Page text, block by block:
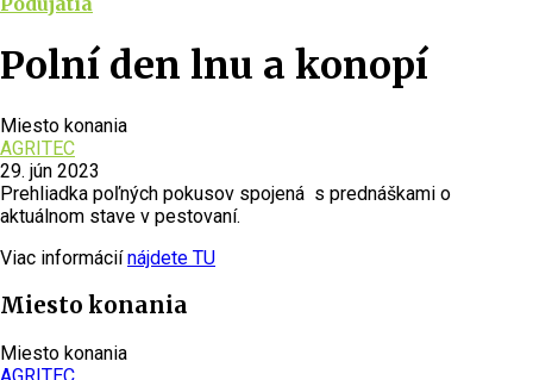
Polní den lnu a konopí
Miesto konania
AGRITEC
29. jún 2023
Prehliadka poľných pokusov spojená s prednáškami o
aktuálnom stave v pestovaní.
Viac informáciínájdete TU
Miesto konania
Miesto konania
AGRITEC